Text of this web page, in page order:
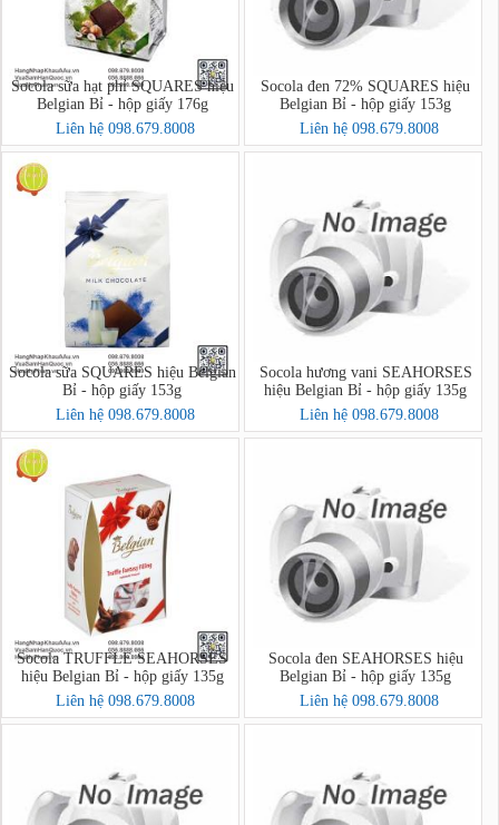
Socola sữa hạt phỉ SQUARES hiệu
Belgian Bỉ - hộp giấy 176g
Liên hệ 098.679.8008
Socola đen 72% SQUARES hiệu
Belgian Bỉ - hộp giấy 153g
Liên hệ 098.679.8008
Socola sữa SQUARES hiệu Belgian
Bỉ - hộp giấy 153g
Liên hệ 098.679.8008
Socola hương vani SEAHORSES
hiệu Belgian Bỉ - hộp giấy 135g
Liên hệ 098.679.8008
Socola TRUFFLE SEAHORSES
hiệu Belgian Bỉ - hộp giấy 135g
Liên hệ 098.679.8008
Socola đen SEAHORSES hiệu
Belgian Bỉ - hộp giấy 135g
Liên hệ 098.679.8008